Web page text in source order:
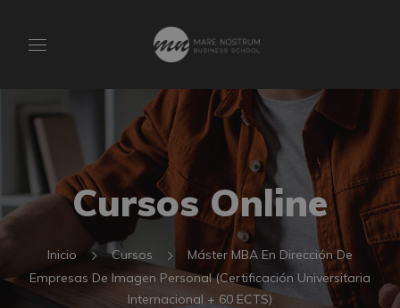
Cursos Online
Inicio Cursos
Máster MBA En Dirección De
Empresas De Imagen Personal (Certificación Universitaria
Internacional + 60 ECTS)